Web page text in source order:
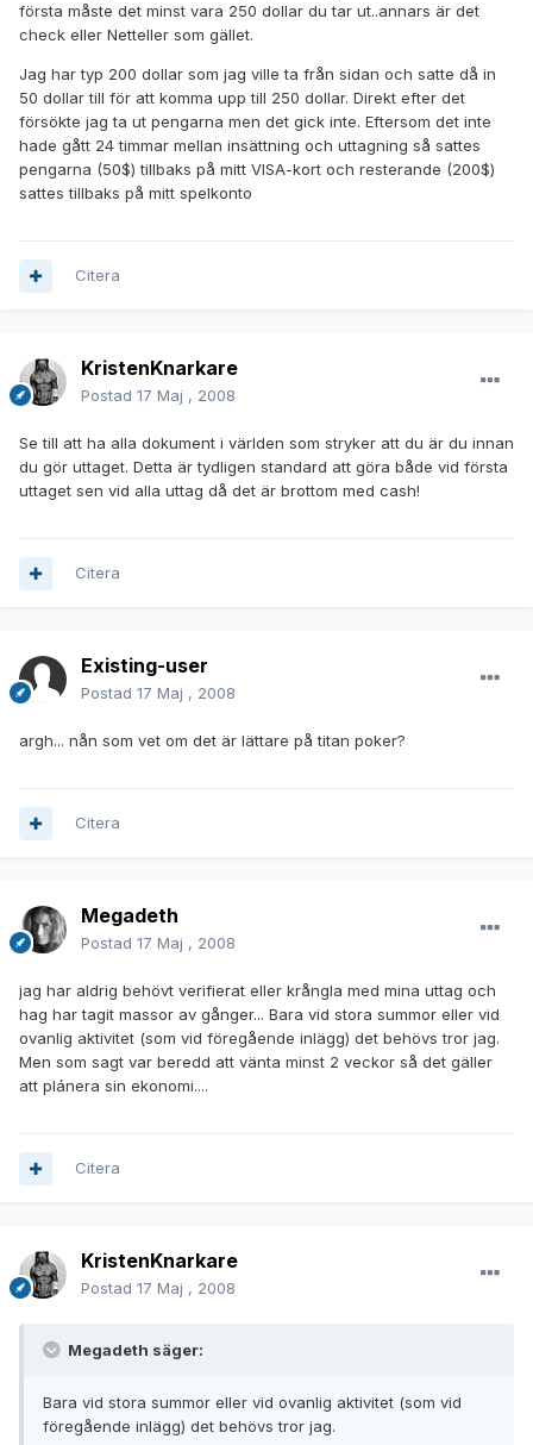
första måste det minst vara 250 dollar du tar ut..annars är det
check eller Netteller som gället.
Jag har typ 200 dollar som jag ville ta från sidan och satte då in
50 dollar till för att komma upp till 250 dollar. Direkt efter det
försökte jag ta ut pengarna men det gick inte. Eftersom det inte
hade gått 24 timmar mellan insättning och uttagning så sattes
pengarna (50$) tillbaks på mitt VISA-kort och resterande (200$)
sattes tillbaks på mitt spelkonto
Citera
KristenKnarkare
Postad 17 Maj , 2008
Se till att ha alla dokument i världen som stryker att du är du innan
du gör uttaget. Detta är tydligen standard att göra både vid första
uttaget sen vid alla uttag då det är brottom med cash!
Citera
Existing-user
Postad 17 Maj , 2008
argh... nån som vet om det är lättare på titan poker?
Citera
Megadeth
Postad 17 Maj , 2008
jag har aldrig behövt verifierat eller krångla med mina uttag och
hag har tagit massor av gånger... Bara vid stora summor eller vid
ovanlig aktivitet (som vid föregående inlägg) det behövs tror jag.
Men som sagt var beredd att vänta minst 2 veckor så det gäller
att plánera sin ekonomi....
Citera
KristenKnarkare
Postad 17 Maj , 2008
Megadeth säger:
Bara vid stora summor eller vid ovanlig aktivitet (som vid
föregående inlägg) det behövs tror jag.